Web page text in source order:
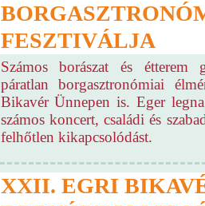
FESZTIVÁLJA
Számos borászat és étterem
páratlan borgasztronómiai
Bikavér Ünnepen is. Eger
számos koncert, családi és
felhőtlen kikapcsolódást.
XXII. EGRI